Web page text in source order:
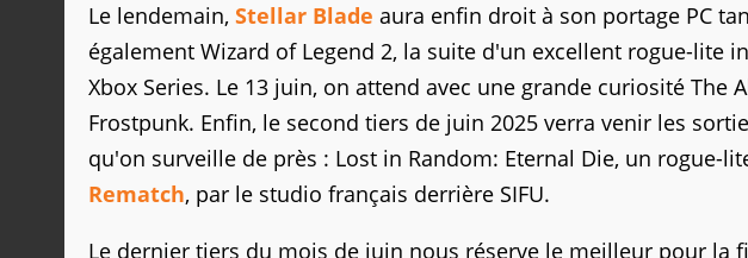
Le lendemain, Stellar Blade aura enfin droit à son portage PC
également Wizard of Legend 2, la suite d'un excellent rogue-lite
Xbox Series. Le 13 juin, on attend avec une grande curiosité The
Frostpunk. Enfin, le second tiers de juin 2025 verra venir les
qu'on surveille de près : Lost in Random: Eternal Die, un rogue-
Rematch, par le studio français derrière SIFU.
Le dernier tiers du mois de juin nous réserve le meilleur pour la